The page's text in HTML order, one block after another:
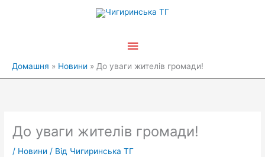
Головне
Домашня Новини До уваги жителів громади!
До уваги жителів громади!
/ Новини / Від Чигиринська ТГ